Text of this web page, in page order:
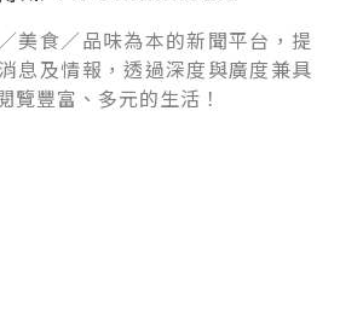
美食／品味為本的新聞平台，提
息及情報，透過深度與廣度兼具
覽豐富、多元的生活！